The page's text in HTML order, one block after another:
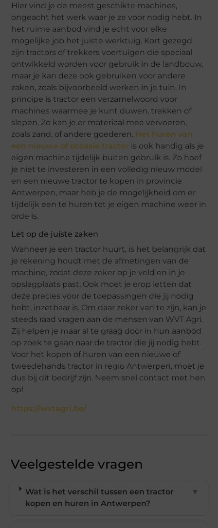
Hier vind je de meest geschikte machines,
ongeacht het werk waar je ze voor nodig hebt. In
het ruime aanbod vind je echt voor elke
mogelijke job het juiste werktuig. Kort gezegd
zijn tractors of trekkers voertuigen die speciaal
ontwikkeld worden voor gebruik in de landbouw,
maar je kan deze ook gebruiken voor andere
zaken, zoals bijvoorbeeld werken in je tuin. In
principe is tractor een verzamelwoord voor
machines waarmee je kunt duwen, trekken of
slepen. Zo kan je er materiaal mee vervoeren,
zoals zand, of andere goederen. Het huren van
een nieuwe of occasie tractor is ook handig als je
eigen machine tijdelijk buiten gebruik is. Zo hoef
je niet te investeren in een volledig nieuw model
en een nieuwe tractor te kopen in provincie
Antwerpen, maar heb je de mogelijkheid om er
tijdelijk een te huren tot je eigen machine weer in
orde is.
Let op de juiste zaken
Wanneer je een tractor huurt, is het belangrijk dat
je rekening houdt met de afmetingen van de
machine, zodat deze zeker op je veld en in je
opslagplaats past. Ook moet je erop letten dat
deze precies voor de toepassingen die jij nodig
hebt, inzetbaar is. Om daar zeker van te zijn, kan je
steeds raad vragen aan de mensen van WVT Agri.
Zij helpen je maar al te graag door in hun aanbod
op zoek te gaan naar de tractor die jij nodig hebt.
Voor het kopen of huren van een nieuwe of
tweedehands tractor in regio Antwerpen, moet je
dus bij dit bedrijf zijn. Neem snel contact met hen
op!
https://wvtagri.be/
Veelgestelde vragen
Wat is het verschil tussen een tractor
kopen en huren in Antwerpen?
▼